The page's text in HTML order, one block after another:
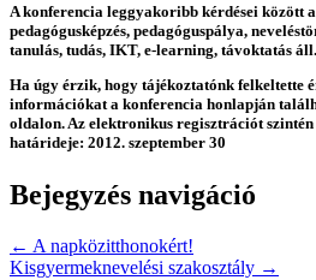
A konferencia leggyakoribb kérdései között
pedagógusképzés, pedagóguspálya,
tanulás, tudás, IKT, e-learning, távoktatás áll.
Ha úgy érzik, hogy tájékoztatónk felkeltette
információkat a konferencia honlapján
oldalon. Az elektronikus regisztrációt szintén
határideje: 2012. szeptember 30
Bejegyzés navigáció
← A napközitthonokért!
Kisgyermeknevelési szakosztály →